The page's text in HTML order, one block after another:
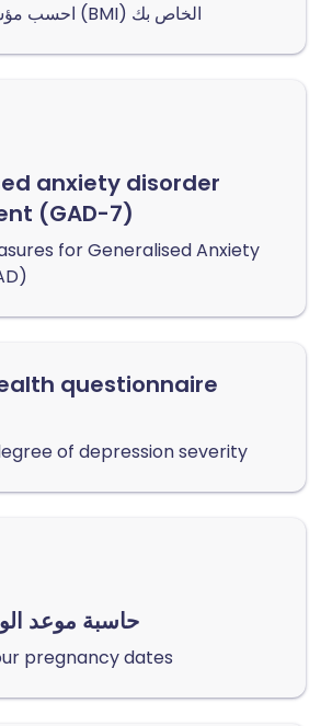
احسب مؤشر كتلة الجسم (BMI) الخاص بك
anxiety disorder
(GAD-7)
for Generalised Anxiety
questionnaire
of depression severity
حاسبة موعد
pregnancy dates